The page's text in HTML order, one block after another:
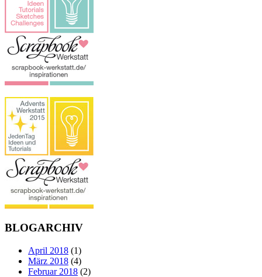
BLOGARCHIV
April 2018 (1)
März 2018 (4)
Februar 2018 (2)